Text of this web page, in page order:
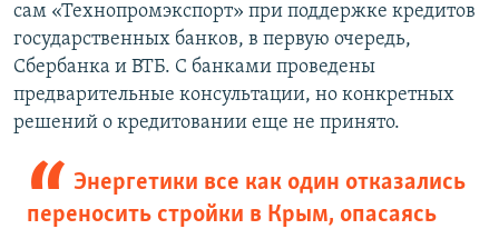
сам «Технопромэкспорт» при поддержке кредитов
государственных банков, в первую очередь,
Сбербанка и ВТБ. С банками проведены
предварительные консультации, но конкретных
решений о кредитовании еще не принято.
Энергетики все как один отказались
переносить стройки в Крым, опасаясь